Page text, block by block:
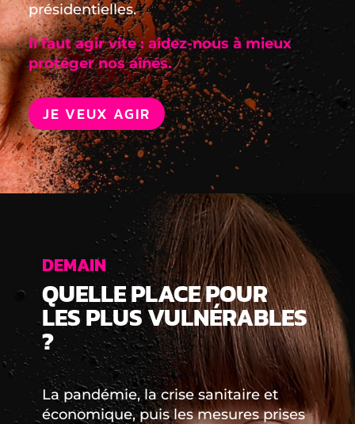
présidentielles.
Il faut agir vite : aidez-nous à mieux
protéger nos aînés.
JE VEUX AGIR
DEMAIN
QUELLE PLACE POUR
LES PLUS VULNÉRABLES
?
La pandémie, la crise sanitaire et
économique, puis les mesures prises